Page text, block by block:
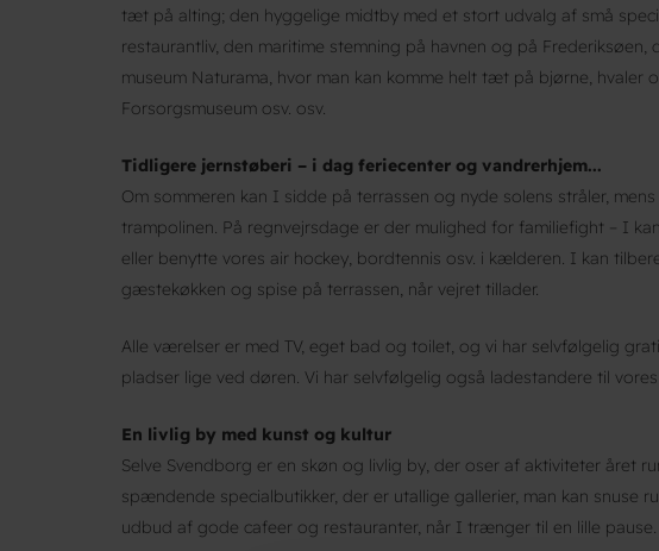
tæt på alting; den hyggelige midtby med et stort udvalg af små
restaurantliv, den maritime stemning på havnen og på
museum Naturama, hvor man kan komme helt tæt på bjørne, hvaler
Forsorgsmuseum osv. osv.
Tidligere jernstøberi – i dag feriecenter og vandrerhjem...
Om sommeren kan I sidde på terrassen og nyde solens stråler,
trampolinen. På regnvejrsdage er der mulighed for familiefight – I
eller benytte vores air hockey, bordtennis osv. i kælderen. I kan
gæstekøkken og spise på terrassen, når vejret tillader.
Alle værelser er med TV, eget bad og toilet, og vi har selvfølgelig
pladser lige ved døren. Vi har selvfølgelig også ladestandere til
En livlig by med kunst og kultur
Selve Svendborg er en skøn og livlig by, der oser af aktiviteter året
spændende specialbutikker, der er utallige gallerier, man kan snuse
udbud af gode cafeer og restauranter, når I trænger til en lille pause.